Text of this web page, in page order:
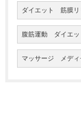
ダイエット 筋膜リ
腹筋運動 ダイエッ
マッサージ メディ